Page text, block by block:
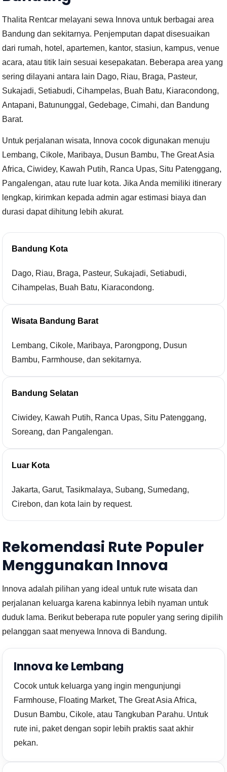
Thalita Rentcar melayani sewa Innova untuk berbagai area
Bandung dan sekitarnya. Penjemputan dapat disesuaikan
dari rumah, hotel, apartemen, kantor, stasiun, kampus, venue
acara, atau titik lain sesuai kesepakatan. Beberapa area yang
sering dilayani antara lain Dago, Riau, Braga, Pasteur,
Sukajadi, Setiabudi, Cihampelas, Buah Batu, Kiaracondong,
Antapani, Batununggal, Gedebage, Cimahi, dan Bandung
Barat.
Untuk perjalanan wisata, Innova cocok digunakan menuju
Lembang, Cikole, Maribaya, Dusun Bambu, The Great Asia
Africa, Ciwidey, Kawah Putih, Ranca Upas, Situ Patenggang,
Pangalengan, atau rute luar kota. Jika Anda memiliki itinerary
lengkap, kirimkan kepada admin agar estimasi biaya dan
durasi dapat dihitung lebih akurat.
Bandung Kota
Dago, Riau, Braga, Pasteur, Sukajadi, Setiabudi,
Cihampelas, Buah Batu, Kiaracondong.
Wisata Bandung Barat
Lembang, Cikole, Maribaya, Parongpong, Dusun
Bambu, Farmhouse, dan sekitarnya.
Bandung Selatan
Ciwidey, Kawah Putih, Ranca Upas, Situ Patenggang,
Soreang, dan Pangalengan.
Luar Kota
Jakarta, Garut, Tasikmalaya, Subang, Sumedang,
Cirebon, dan kota lain by request.
Rekomendasi Rute Populer
Menggunakan Innova
Innova adalah pilihan yang ideal untuk rute wisata dan
perjalanan keluarga karena kabinnya lebih nyaman untuk
duduk lama. Berikut beberapa rute populer yang sering dipilih
pelanggan saat menyewa Innova di Bandung.
Innova ke Lembang
Cocok untuk keluarga yang ingin mengunjungi
Farmhouse, Floating Market, The Great Asia Africa,
Dusun Bambu, Cikole, atau Tangkuban Parahu. Untuk
rute ini, paket dengan sopir lebih praktis saat akhir
pekan.